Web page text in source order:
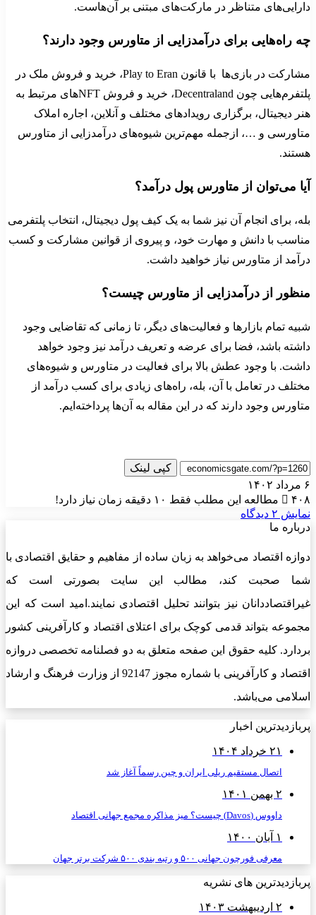
دارایی‌های متناظر در مارکت‌های مبتنی بر آن‌هاست.
چه راه‌هایی برای درآمدزایی از متاورس وجود دارند؟
مشارکت در بازی‌ها با قانون Play to Eran، خرید و فروش ملک در
پلتفرم‌هایی چون Decentraland، خرید و فروش NFTهای مرتبط به
هنر دیجیتال، برگزاری رویدادهای مختلف و آنلاین، اجاره املاک
متاورسی و …، ازجمله مهم‌ترین شیوه‌های درآمدزایی از متاورس
هستند.
آیا می‌توان از متاورس پول درآمد؟
بله، برای انجام آن نیز شما به یک کیف پول دیجیتال، انتخاب پلتفرمی
مناسب با دانش و مهارت خود، و پیروی از قوانین مشارکت و کسب
درآمد از متاورس نیاز خواهید داشت.
منظور از درآمدزایی از متاورس چیست؟
شبیه تمام بازارها و فعالیت‌های دیگر، تا زمانی که تقاضایی وجود
داشته باشد، فضا برای عرضه و تعریف درآمد نیز وجود خواهد
داشت. با وجود عطش بالا برای فعالیت در متاورس و شیوه‌های
مختلف در تعامل با آن، بله، راه‌های زیادی برای کسب درآمد از
متاورس وجود دارند که در این مقاله به آن‌ها پرداخته‌ایم.
کپی لینک
۶ مرداد ۱۴۰۲
۴۰۸
مطالعه این مطلب فقط ۱۰ دقیقه زمان نیاز دارد!
نمایش ۲ دیدگاه
درباره ما
دوازه اقتصاد می‌خواهد به زبان ساده از مفاهیم و حقایق اقتصادی با
شما صحبت کند، مطالب این سایت بصورتی است که
غیراقتصاددانان نیز بتوانند تحلیل اقتصادی نمایند.امید است که این
مجموعه بتواند قدمی کوچک برای اعتلای اقتصاد و کارآفرینی کشور
بردارد. کلیه حقوق این صفحه متعلق به دو فصلنامه تخصصی دروازه
اقتصاد و کارآفرینی با شماره مجوز 92147 از وزارت فرهنگ و ارشاد
اسلامی می‌باشد.
پربازدیدترین اخبار
۲۱ خرداد ۱۴۰۴
اتصال مستقیم ریلی ایران و چین رسماً آغاز شد
۲ بهمن ۱۴۰۱
داووس (Davos) چیست؟ میز مذاکره مجمع جهانی اقتصاد
۱ آبان ۱۴۰۰
معرفی فورچون جهانی ۵۰۰ و رتبه بندی ۵۰۰ شرکت برتر جهان
پربازدیدترین های نشریه
۲ اردیبهشت ۱۴۰۳